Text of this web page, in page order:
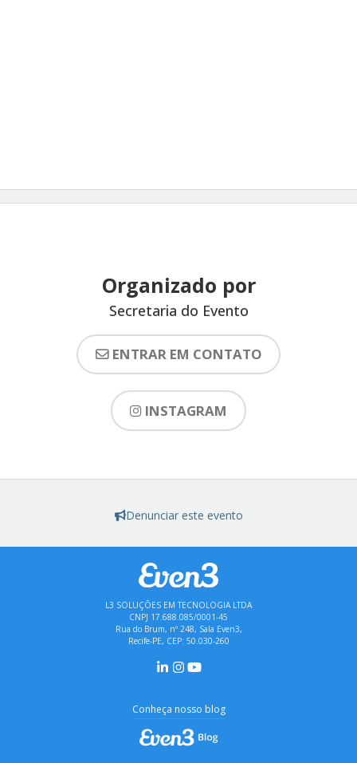
Organizado por
Secretaria do Evento
ENTRAR EM CONTATO
INSTAGRAM
Denunciar este evento
L3 SOLUÇÕES EM TECNOLOGIA LTDA
CNPJ 17.688.085/0001-45
Rua do Brum, nº 248, Sala Even3,
Recife-PE, CEP: 50.030-260
Conheça nosso blog